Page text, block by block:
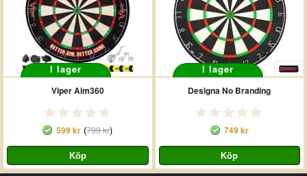
I lager
Viper Aim360
599 kr (799 kr)
I lager
Designa No Branding
749 kr